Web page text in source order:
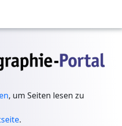
, um Seiten lesen zu
.